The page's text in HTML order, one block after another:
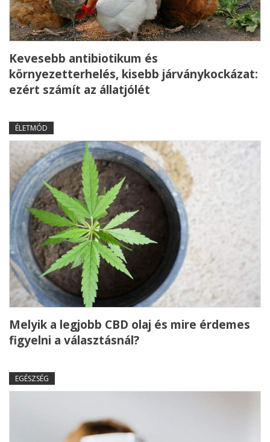
Kevesebb antibiotikum és
környezetterhelés, kisebb járványkockázat:
ezért számít az állatjólét
ÉLETMÓD
Melyik a legjobb CBD olaj és mire érdemes
figyelni a választásnál?
EGÉSZSÉG